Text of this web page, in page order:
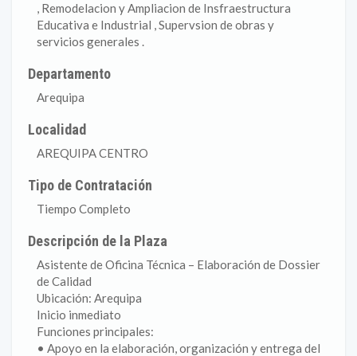
, Remodelacion y Ampliacion de Insfraestructura
Educativa e Industrial , Supervsion de obras y
servicios generales .
Departamento
Arequipa
Localidad
AREQUIPA CENTRO
Tipo de Contratación
Tiempo Completo
Descripción de la Plaza
Asistente de Oficina Técnica – Elaboración de Dossier
de Calidad
Ubicación: Arequipa
Inicio inmediato
Funciones principales:
• Apoyo en la elaboración, organización y entrega del